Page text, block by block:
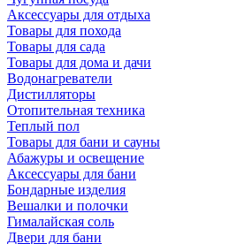
Аксессуары для отдыха
Товары для похода
Товары для сада
Товары для дома и дачи
Водонагреватели
Дистилляторы
Отопительная техника
Теплый пол
Товары для бани и сауны
Абажуры и освещение
Аксессуары для бани
Бондарные изделия
Вешалки и полочки
Гималайская соль
Двери для бани